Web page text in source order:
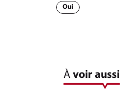
Oui
À voir aussi